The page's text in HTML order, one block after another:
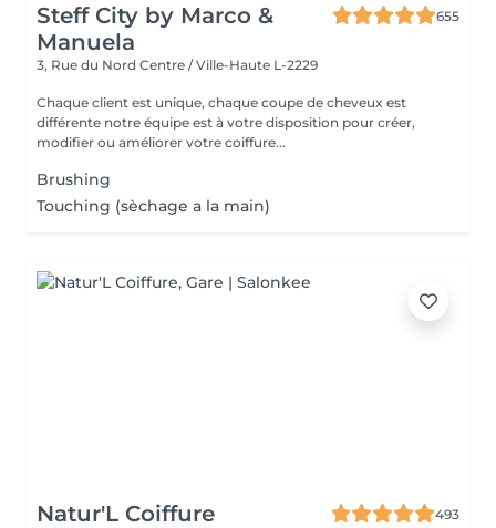
Steff City by Marco &
Manuela
655
3, Rue du Nord Centre / Ville-Haute L-2229
Chaque client est unique, chaque coupe de cheveux est
différente notre équipe est à votre disposition pour créer,
modifier ou améliorer votre coiffure...
Brushing
Touching (sèchage a la main)
Natur'L Coiffure
493